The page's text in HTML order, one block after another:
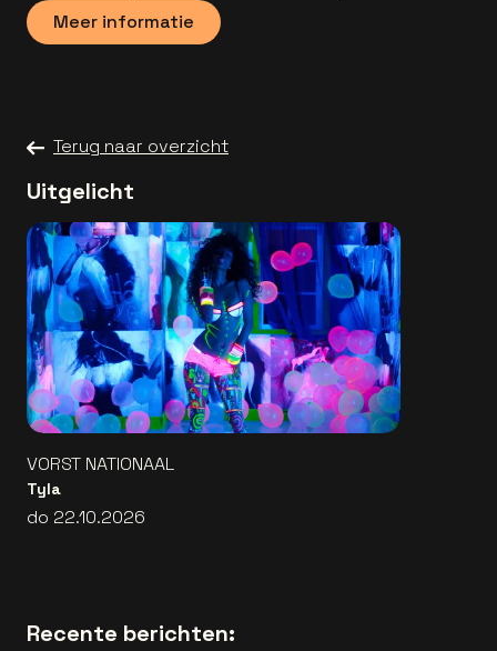
Meer informatie
Terug naar overzicht
Uitgelicht
VORST NATIONAAL
Tyla
do 22.10.2026
Recente berichten: